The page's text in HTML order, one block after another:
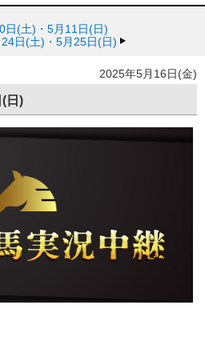
日(土)・5月11日(日)
日(土)・5月25日(日)
2025年5月16日(金)
日)